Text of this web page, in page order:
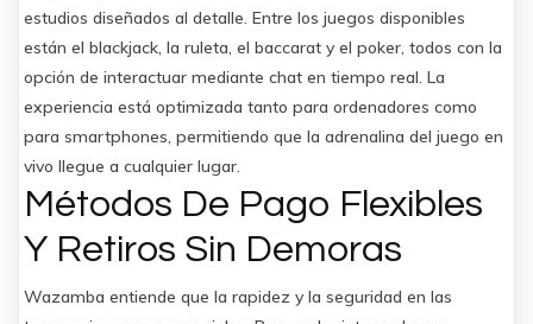
estudios diseñados al detalle. Entre los juegos disponibles
están el blackjack, la ruleta, el baccarat y el poker, todos con la
opción de interactuar mediante chat en tiempo real. La
experiencia está optimizada tanto para ordenadores como
para smartphones, permitiendo que la adrenalina del juego en
vivo llegue a cualquier lugar.
Métodos De Pago Flexibles
Y Retiros Sin Demoras
Wazamba entiende que la rapidez y la seguridad en las